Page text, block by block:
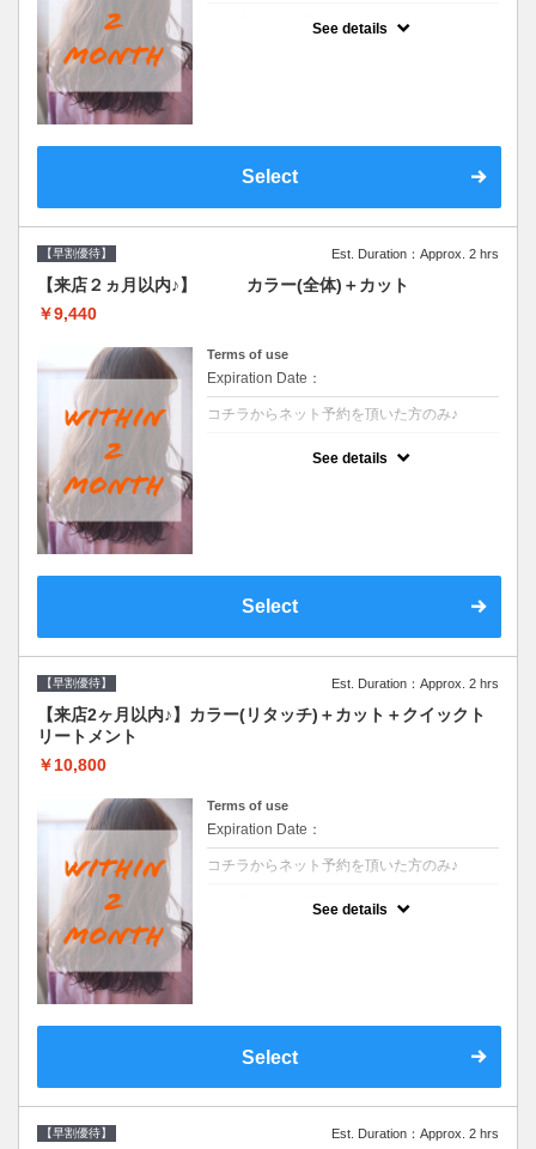
See details
Select
【早割優待】 Est. Duration：Approx. 2 hrs
【来店２ヵ月以内♪】 カラー(全体)＋カット
￥9,440
Terms of use
Expiration Date：
コチラからネット予約を頂いた方のみ♪
See details
Select
【早割優待】 Est. Duration：Approx. 2 hrs
【来店2ヶ月以内♪】カラー(リタッチ)＋カット＋クイックト
リートメント
￥10,800
Terms of use
Expiration Date：
コチラからネット予約を頂いた方のみ♪
See details
Select
【早割優待】 Est. Duration：Approx. 2 hrs